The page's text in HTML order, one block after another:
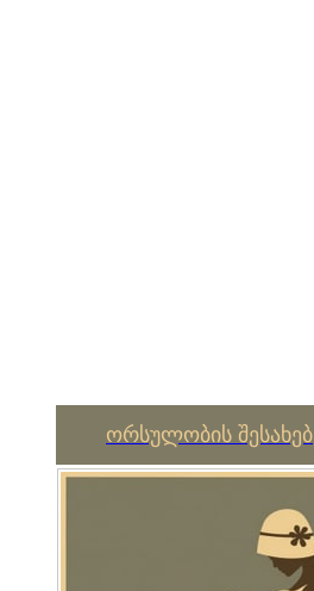
ორსულობის შესახებ